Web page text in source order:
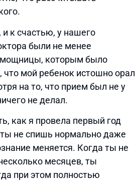
к счастью, у нашего
были не менее
которым было
мой ребенок истошно орал
на то, что прием был не у
не делал.
как я провела первый год
не спишь нормально даже
меняется. Когда ты не
месяцев, ты
при этом полностью